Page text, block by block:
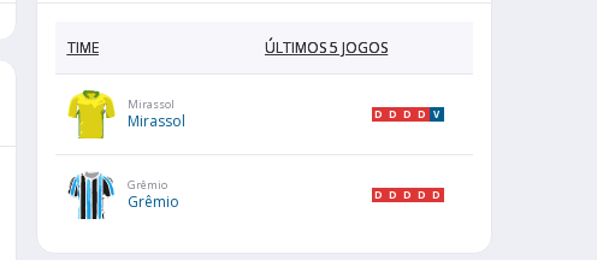
TIME ÚLTIMOS 5 JOGOS
Mirassol
Mirassol D D D D V
Grêmio
Grêmio D D D D D